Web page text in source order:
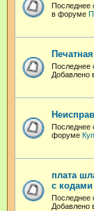
Последнее
в форуме
Последнее
Добавлено
Последнее
форуме
плата
с
Последнее
Добавлено